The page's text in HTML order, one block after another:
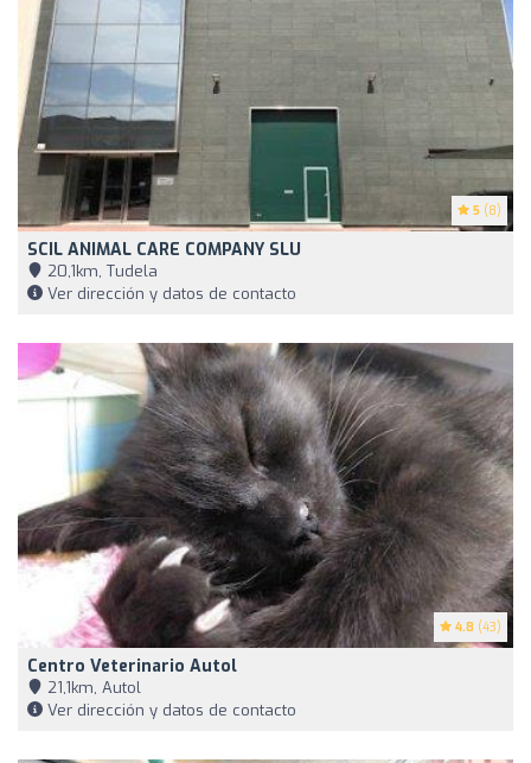
5 (8)
SCIL ANIMAL CARE COMPANY SLU
20,1km, Tudela
Ver dirección y datos de contacto
4.8 (43)
Centro Veterinario Autol
21,1km, Autol
Ver dirección y datos de contacto